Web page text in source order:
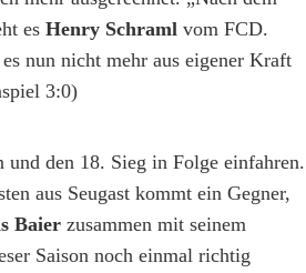
es Henry Schraml vom FCD.
nun nicht mehr aus eigener Kraft
3:0)
den 18. Sieg in Folge einfahren.
aus Seugast kommt ein Gegner,
Baier zusammen mit seinem
Saison noch einmal richtig